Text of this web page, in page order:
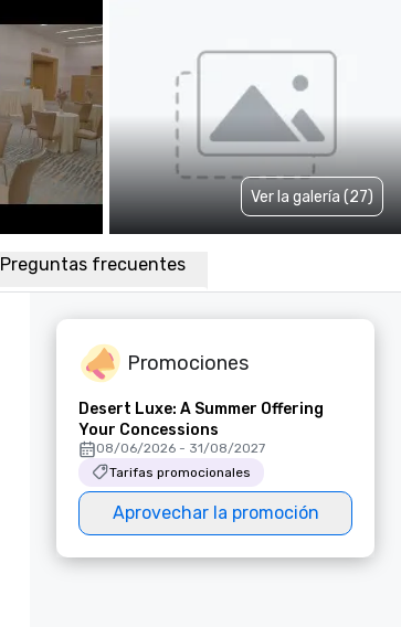
Ver la galería (27)
Preguntas frecuentes
Promociones
Desert Luxe: A Summer Offering
Your Concessions
08/06/2026 - 31/08/2027
Tarifas promocionales
Aprovechar la promoción